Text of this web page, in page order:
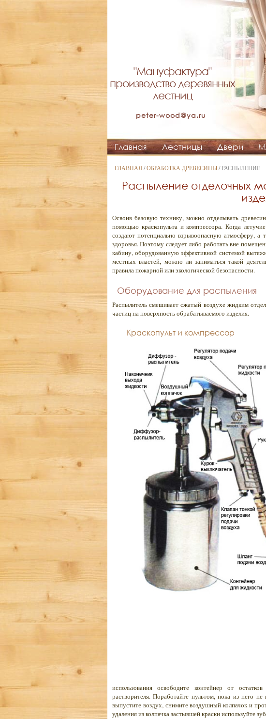
"Мануфактура"
производство деревянных
лестниц
peter-wood@ya.ru
Главная Лестницы Двери
ГЛАВНАЯ/ОБРАБОТКА ДРЕВЕСИНЫ/ РАСПЫЛЕНИЕ
Распыление отделочных
Освоив базовую технику, можно отделывать
помощью краскопульта и компрессора. Когда
создают потенциально взрывоопасную атмосферу, а
здоровья. Поэтому следует либо работать вне
кабину, оборудованную эффективной системой
местных властей, можно ли заниматься такой
правила пожарной или экологической безопасности.
Оборудование для распыления
Распылитель смешивает сжатый воздухе жидким
частиц на поверхность обрабатываемого изделия.
Краскопульт и компрессор
использования освободите контейнер от
растворителя. Поработайте пультом, пока из него
выпустите воздух, снимите воздушный колпачок и
удаления из колпачка застывшей краски используйте